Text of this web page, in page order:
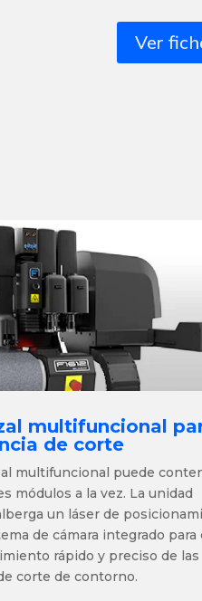
Ver
multifuncional
de corte
multifuncional puede
módulos a la vez. La unidad
un láser de
de cámara integrado para
rápido y preciso de las
corte de contorno.